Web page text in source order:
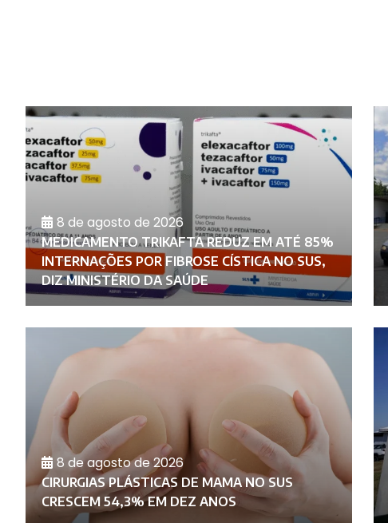
8 de agosto de 2026
MEDICAMENTO TRIKAFTA REDUZ EM ATÉ 85%
INTERNAÇÕES POR FIBROSE CÍSTICA NO SUS,
DIZ MINISTÉRIO DA SAÚDE
8 de agosto de 2026
CIRURGIAS PLÁSTICAS DE MAMA NO SUS
CRESCEM 54,3% EM DEZ ANOS